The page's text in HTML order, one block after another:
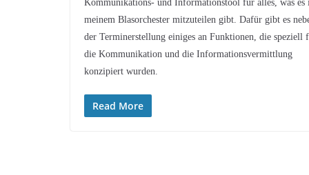
Kommunikations- und Informationstool für alles, was es
meinem Blasorchester mitzuteilen gibt. Dafür gibt es
der Terminerstellung einiges an Funktionen, die speziell
die Kommunikation und die Informationsvermittlung
konzipiert wurden.
Read More